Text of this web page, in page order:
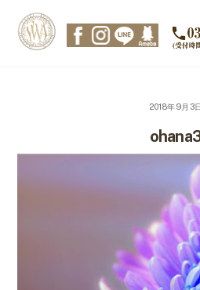
content
2018年9月3日